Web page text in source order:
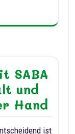
SABA
und
Hand
ist